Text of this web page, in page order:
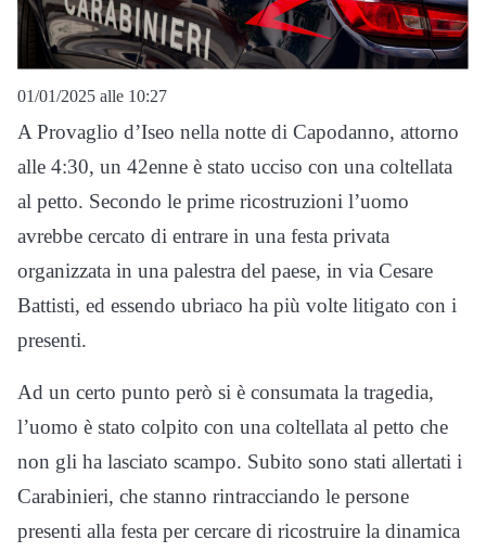
01/01/2025 alle 10:27
A Provaglio d’Iseo nella notte di Capodanno, attorno
alle 4:30, un 42enne è stato ucciso con una coltellata
al petto. Secondo le prime ricostruzioni l’uomo
avrebbe cercato di entrare in una festa privata
organizzata in una palestra del paese, in via Cesare
Battisti, ed essendo ubriaco ha più volte litigato con i
presenti.
Ad un certo punto però si è consumata la tragedia,
l’uomo è stato colpito con una coltellata al petto che
non gli ha lasciato scampo. Subito sono stati allertati i
Carabinieri, che stanno rintracciando le persone
presenti alla festa per cercare di ricostruire la dinamica